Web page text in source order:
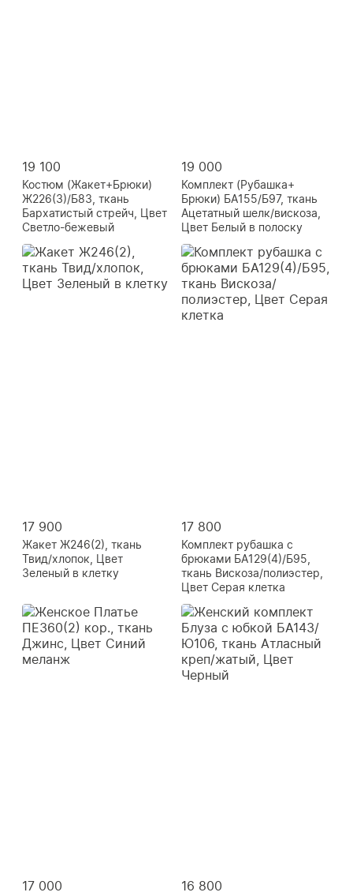
19 100
Костюм (Жакет+Брюки)
Ж226(3)/Б83, ткань
Бархатистый стрейч, Цвет
Светло-бежевый
19 000
Комплект (Рубашка+
Брюки) БА155/Б97, ткань
Ацетатный шелк/вискоза,
Цвет Белый в полоску
17 900
Жакет Ж246(2), ткань
Твид/хлопок, Цвет
Зеленый в клетку
17 800
Комплект рубашка с
брюками БА129(4)/Б95,
ткань Вискоза/полиэстер,
Цвет Серая клетка
17 000 16 800